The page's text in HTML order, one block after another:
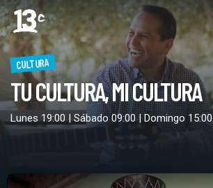
CULTURA
TU CULTURA, MI CULTURA
Lunes 19:00 | Sábado 09:00 | Domingo 15:00